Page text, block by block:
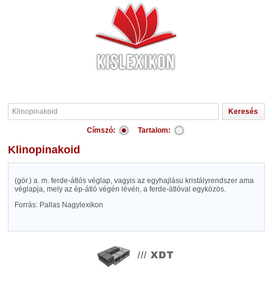
Címszó: Tartalom:
Klinopinakoid
(gör.) a. m. ferde-átlós véglap, vagyis az egyhajlásu kristályrendszer ama
véglapja, mely az ép-átló végén lévén, a ferde-átlóval egyközös.
Forrás: Pallas Nagylexikon